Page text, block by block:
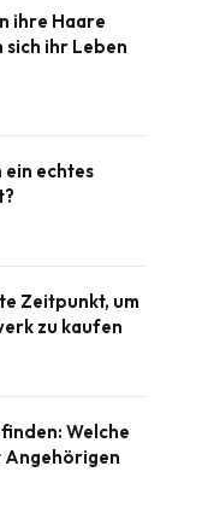
ihre Haare
ihr Leben
ein echtes
Zeitpunkt, um
zu kaufen
Welche